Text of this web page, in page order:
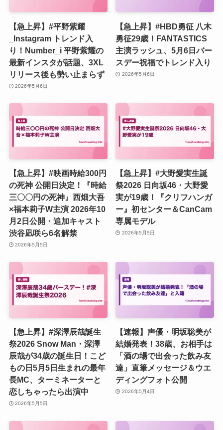
【急上昇】#平野紫耀
_Instagram トレンド入
り！Number_i 平野紫耀の
最新インスタが話題、3XL
リリース後も勢い止まらず
2026年5月6日
【急上昇】#HBD勇征 八木
勇征29歳！FANTASTICS
主演ラッシュ、5月6日バー
スデー祝福でトレンド入り
2026年5月6日
【急上昇】#映画時給300円
の死神 公開日決定！『時給
三〇〇円の死神』西畑大吾
×福本莉子W主演 2026年10
月2日公開・追加キャスト
渋谷凪咲ら6名解禁
2026年5月5日
【急上昇】#大野愛実生誕
祭2026 日向坂46・大野愛
実が19歳！『クリフハンガ
ー』初センター＆CanCam
専属モデル
2026年5月5日
【急上昇】#深澤辰哉誕生
祭2026 Snow Man・深澤
辰哉が34歳の誕生日！こど
もの日5月5日生まれの最年
長MC、ターミネーターと
恋しちゃったら出演中
2026年5月5日
【速報】声優・明坂聡美が
結婚発表！38歳、お相手は
「酒の場で出会った飲み友
達」直筆メッセージ＆ウエ
ディングフォト公開
2026年5月4日